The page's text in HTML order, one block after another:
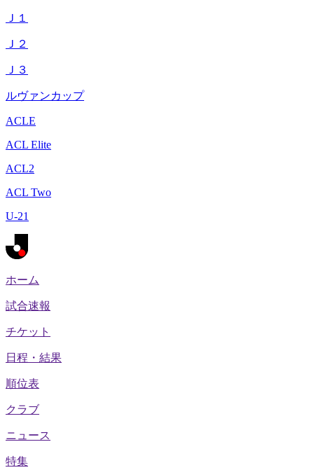
Ｊ１
Ｊ２
Ｊ３
ルヴァンカップ
ACLE
ACL Elite
ACL2
ACL Two
U-21
ホーム
試合速報
チケット
日程・結果
順位表
クラブ
ニュース
特集